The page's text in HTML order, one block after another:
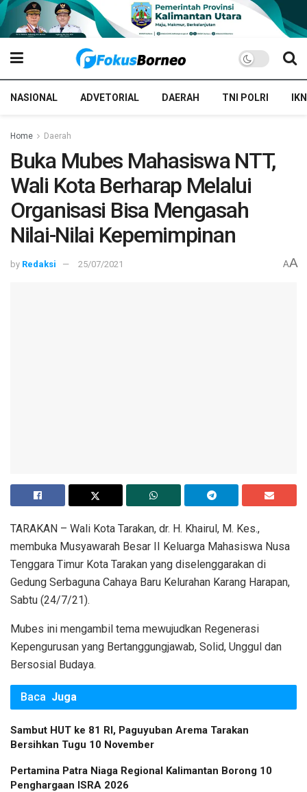
NASIONAL ADVETORIAL DAERAH TNI POLRI IKN
Home Daerah
Buka Mubes Mahasiswa NTT,
Wali Kota Berharap Melalui
Organisasi Bisa Mengasah
Nilai-Nilai Kepemimpinan
by Redaksi 25/07/2021 AA
TARAKAN – Wali Kota Tarakan, dr. H. Khairul, M. Kes.,
membuka Musyawarah Besar II Keluarga Mahasiswa Nusa
Tenggara Timur Kota Tarakan yang diselenggarakan di
Gedung Serbaguna Cahaya Baru Kelurahan Karang Harapan,
Sabtu (24/7/21).
Mubes ini mengambil tema mewujudkan Regenerasi
Kepengurusan yang Bertanggungjawab, Solid, Unggul dan
Bersosial Budaya.
Baca Juga
Sambut HUT ke 81 RI, Paguyuban Arema Tarakan
Bersihkan Tugu 10 November
Pertamina Patra Niaga Regional Kalimantan Borong 10
Penghargaan ISRA 2026